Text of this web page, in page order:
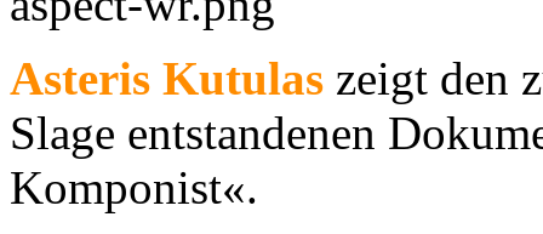
Asteris Kutulas zeigt den
Slage entstandenen
Komponist«.